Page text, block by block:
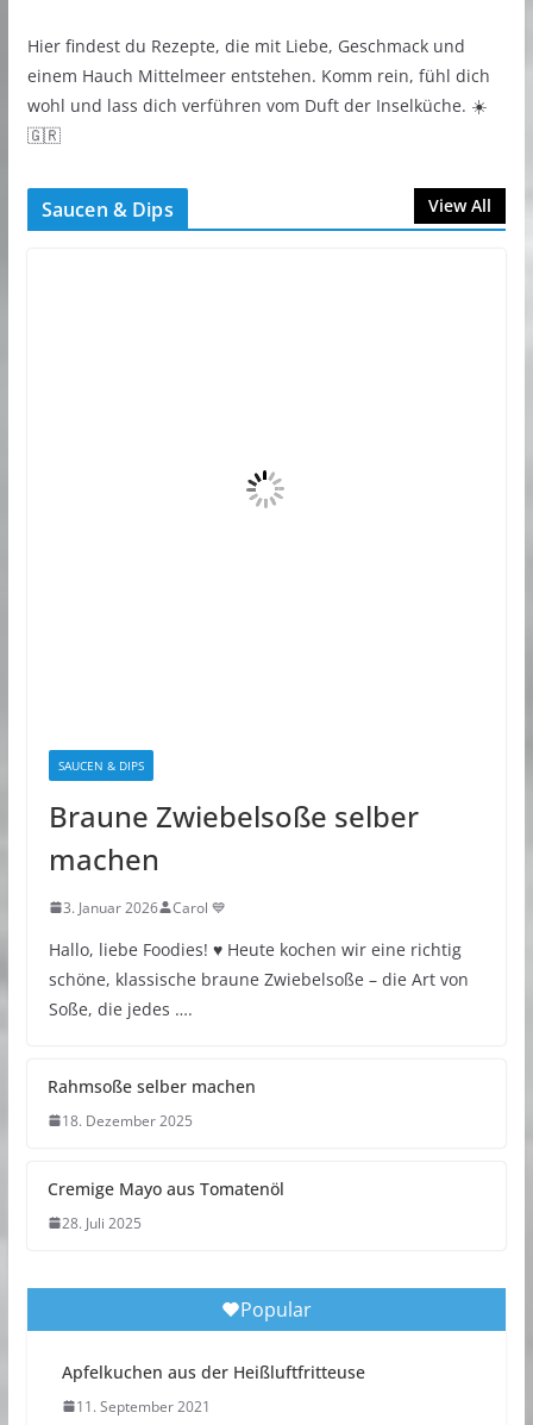
Hier findest du Rezepte, die mit Liebe, Geschmack und
einem Hauch Mittelmeer entstehen. Komm rein, fühl dich
wohl und lass dich verführen vom Duft der Inselküche. ☀️
🇬🇷
Saucen & Dips View All
SAUCEN & DIPS
Braune Zwiebelsoße selber
machen
3. Januar 2026 Carol 💙
Hallo, liebe Foodies! ♥︎ Heute kochen wir eine richtig
schöne, klassische braune Zwiebelsoße – die Art von
Soße, die jedes ….
Rahmsoße selber machen
18. Dezember 2025
Cremige Mayo aus Tomatenöl
28. Juli 2025
Popular
Apfelkuchen aus der Heißluftfritteuse
11. September 2021